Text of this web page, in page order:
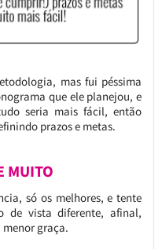
mas fui péssima
que ele planejou, e
seria mais fácil, então
prazos e metas.
MUITO
só os melhores, e tente
de vista diferente, afinal,
menor graça.